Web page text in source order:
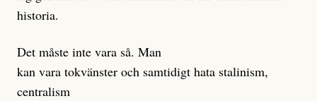
historia.
Det måste inte vara så. Man
kan vara tokvänster och samtidigt hata stalinism,
centralism